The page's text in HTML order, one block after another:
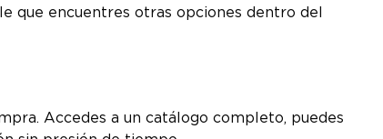
que encuentres otras opciones dentro del
Accedes a un catálogo completo, puedes